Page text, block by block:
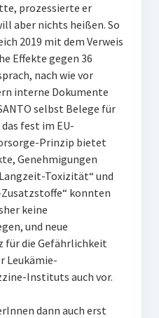
prozessierte er
aber nichts heißen. So
2019 mit dem Verweis
Effekte gegen 36
nach wie vor
interne Dokumente
selbst Belege für
fest im EU-
Prinzip bietet
Genehmigungen
Toxizität“ und
konnten
keine
und neue
für die Gefährlichkeit
Leukämie-
Instituts auch vor.
dann auch erst